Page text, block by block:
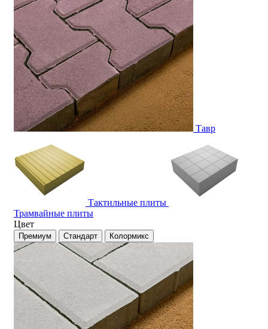
Тавр
Тактильные плиты
Трамвайные плиты
Цвет
Премиум Стандарт Колормикс